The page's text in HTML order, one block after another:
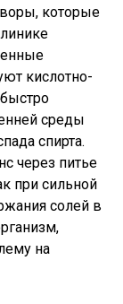
которые
кислотно-
среды
спирта.
через питье
при сильной
солей в
на